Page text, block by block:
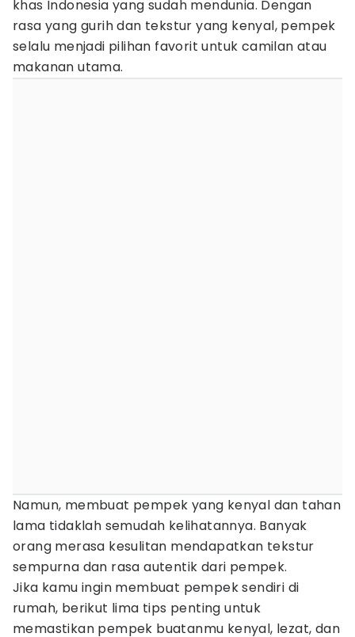
khas Indonesia yang sudah mendunia. Dengan
rasa yang gurih dan tekstur yang kenyal, pempek
selalu menjadi pilihan favorit untuk camilan atau
makanan utama.
Namun, membuat pempek yang kenyal dan tahan
lama tidaklah semudah kelihatannya. Banyak
orang merasa kesulitan mendapatkan tekstur
sempurna dan rasa autentik dari pempek.
Jika kamu ingin membuat pempek sendiri di
rumah, berikut lima tips penting untuk
memastikan pempek buatanmu kenyal, lezat, dan